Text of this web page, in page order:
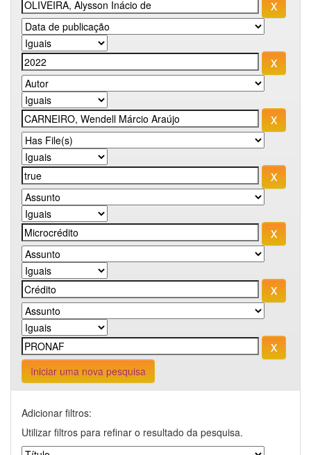
Iniciar uma nova pesquisa
Adicionar filtros:
Utilizar filtros para refinar o resultado da pesquisa.